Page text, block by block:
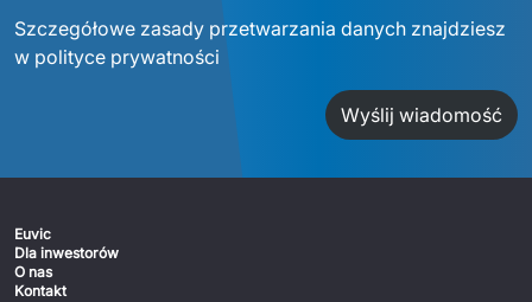
Szczegółowe zasady przetwarzania danych znajdziesz
w polityce prywatności
Wyślij wiadomość
Euvic
Dla inwestorów
O nas
Kontakt